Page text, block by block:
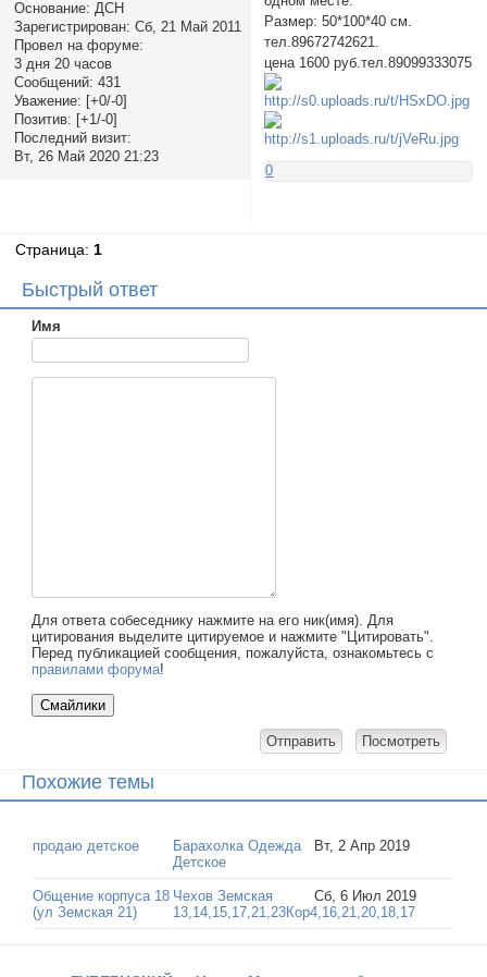
Основание: ДСН
Зарегистрирован: Сб, 21 Май 2011
Провел на форуме:
3 дня 20 часов
Сообщений: 431
Уважение: [+0/-0]
Позитив: [+1/-0]
Последний визит:
Вт, 26 Май 2020 21:23
Размер: 50*100*40 см.
тел.89672742621.
цена 1600 руб.тел.89099333075
0
Страница: 1
Быстрый ответ
Имя
Для ответа собеседнику нажмите на его ник(имя). Для
цитирования выделите цитируемое и нажмите "Цитировать".
Перед публикацией сообщения, пожалуйста, ознакомьтесь с
правилами форума!
Похожие темы
продаю детское
Барахолка Одежда
Детское
Вт, 2 Апр 2019
Общение корпуса 18
(ул Земская 21)
Чехов Земская
13,14,15,17,21,23Кор4,16,21,20,18,17
Сб, 6 Июл 2019